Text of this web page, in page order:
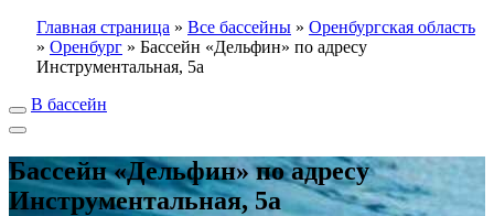
Главная страница » Все бассейны » Оренбургская область
» Оренбург » Бассейн «Дельфин» по адресу
Инструментальная, 5а
В бассейн
Бассейн «Дельфин» по адресу
Инструментальная, 5а